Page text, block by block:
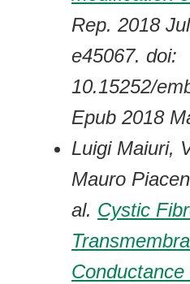
Rep. 2018
e45067. doi:
10.15252/
Epub 2018
Luigi Maiuri,
Mauro
al. Cystic